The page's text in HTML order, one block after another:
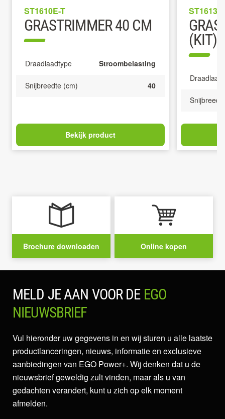
ST1610E-T
GRASTRIMMER 40 CM
Draadlaadtype Stroombelasting
Snijbreedte (cm) 40
Bekijk product
(KIT)
Brochure downloaden Online kopen
MELD JE AAN VOOR DE EGO
NIEUWSBRIEF
Vul hieronder uw gegevens in en wij sturen u alle laatste
productlanceringen, nieuws, informatie en exclusieve
aanbiedingen van EGO Power+. Wij denken dat u de
nieuwsbrief geweldig zult vinden, maar als u van
gedachten verandert, kunt u zich op elk moment
afmelden.